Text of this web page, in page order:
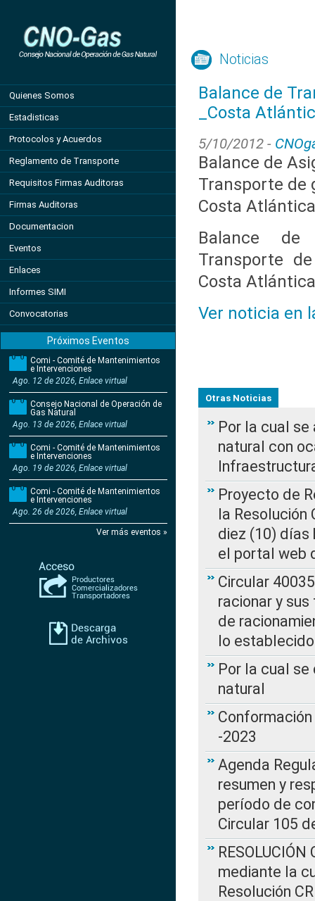
Quienes Somos
Estadisticas
Protocolos y Acuerdos
Reglamento de Transporte
Requisitos Firmas Auditoras
Firmas Auditoras
Documentacion
Eventos
Enlaces
Informes SIMI
Convocatorias
Próximos Eventos
Comi - Comité de Mantenimientos
e Intervenciones
Ago. 12 de 2026, Enlace virtual
Consejo Nacional de Operación de
Gas Natural
Ago. 13 de 2026, Enlace virtual
Comi - Comité de Mantenimientos
e Intervenciones
Ago. 19 de 2026, Enlace virtual
Comi - Comité de Mantenimientos
e Intervenciones
Ago. 26 de 2026, Enlace virtual
Ver más eventos »
Noticias
Balance de
_Costa
5/10/2012 -
Balance de
Transporte de
Costa Atlántica
Balance de
Transporte
Costa Atlántica
Ver noticia en
Otras Noticias
Por la cual
natural con
Proyecto de
la Resolución
diez (10) días
el portal web
Circular
racionar y
de
lo
Por la cual
natural
-2023
Agenda
resumen y
período de
Circular 105
mediante la
Resolución